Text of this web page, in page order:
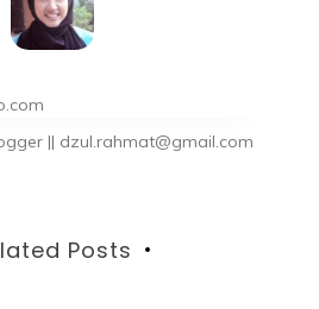
|| dzul.rahmat@gmail.com
Posts